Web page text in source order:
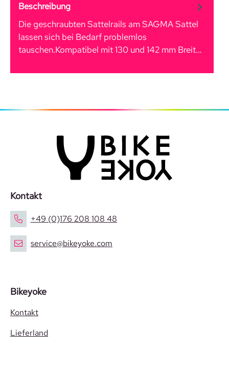
Beschreibung
Die geschraubten Sattelrails am SAGMA Sattel
lassen sich bei Bedarf problemlos
tauschen.Kompatibel mit 130 und 142 mm Breit…
Kontakt
+49 (0)176 208 108 48
service@bikeyoke.com
Bikeyoke
Kontakt
Lieferland